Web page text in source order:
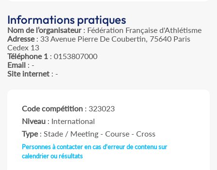
Informations pratiques
Nom de l’organisateur: Fédération Française d'Athlétisme
Adresse: 33 Avenue Pierre De Coubertin, 75640 Paris
Cedex 13
Téléphone 1 : 0153807000
Email : -
Site internet : -
Code compétition : 323023
Niveau : International
Type: Stade / Meeting - Course - Cross
Personnes à contacter en cas d'erreur de contenu sur
calendrier ou résultats